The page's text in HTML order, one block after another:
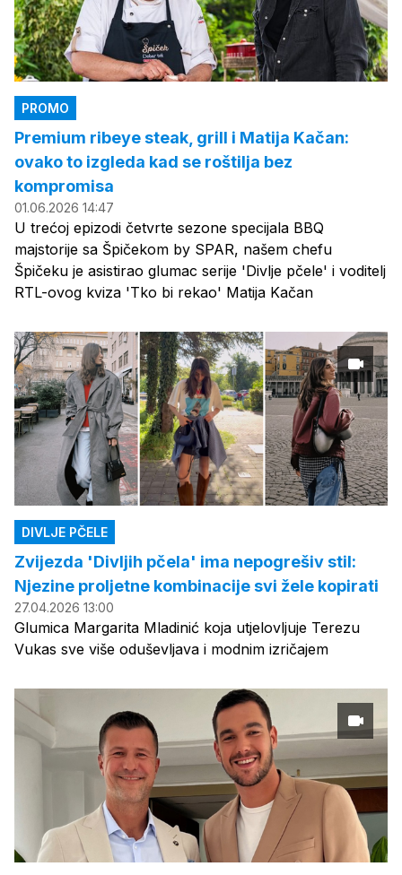
PROMO
Premium ribeye steak, grill i Matija Kačan:
ovako to izgleda kad se roštilja bez
kompromisa
01.06.2026 14:47
U trećoj epizodi četvrte sezone specijala BBQ
majstorije sa Špičekom by SPAR, našem chefu
Špičeku je asistirao glumac serije 'Divlje pčele' i voditelj
RTL-ovog kviza 'Tko bi rekao' Matija Kačan
DIVLJE PČELE
Zvijezda 'Divljih pčela' ima nepogrešiv stil:
Njezine proljetne kombinacije svi žele kopirati
27.04.2026 13:00
Glumica Margarita Mladinić koja utjelovljuje Terezu
Vukas sve više oduševljava i modnim izričajem